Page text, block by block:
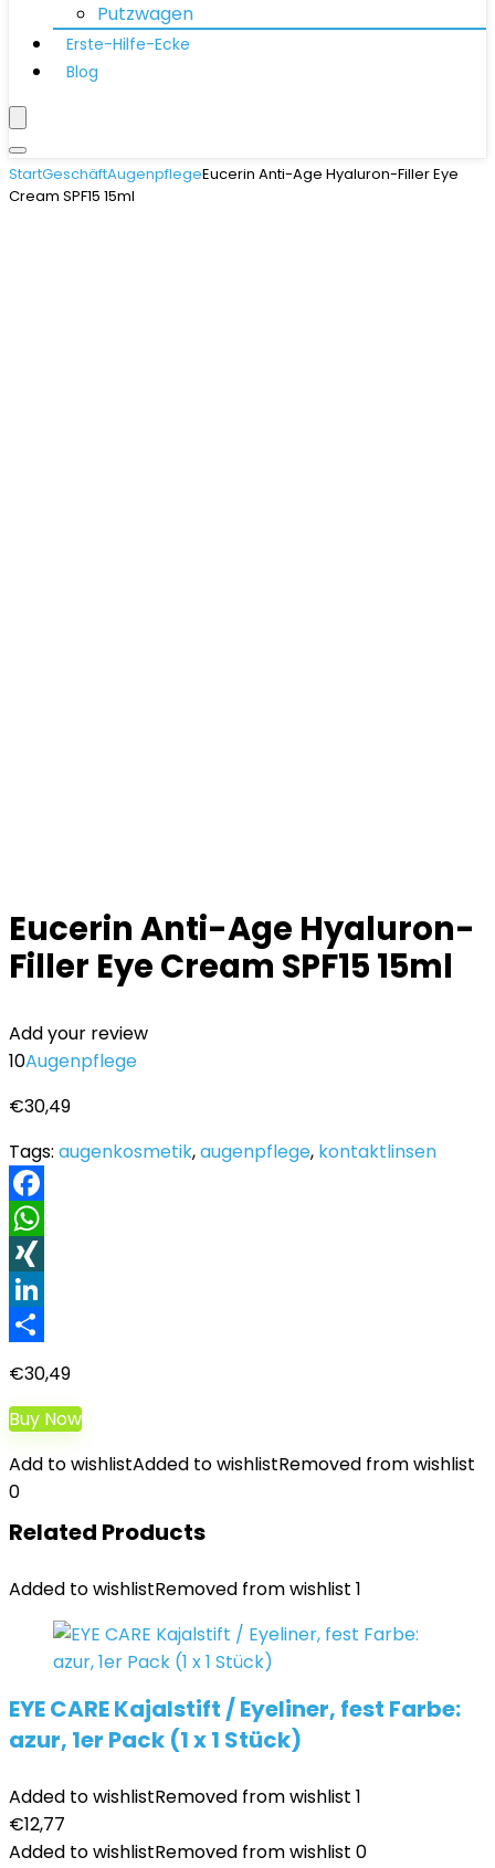
Putzwagen
Erste-Hilfe-Ecke
Blog
StartGeschäftAugenpflegeEucerin Anti-Age Hyaluron-Filler Eye
Cream SPF15 15ml
Eucerin Anti-Age Hyaluron-
Filler Eye Cream SPF15 15ml
Add your review
10Augenpflege
€30,49
Tags: augenkosmetik,augenpflege, kontaktlinsen
Facebook
WhatsApp
XING
LinkedIn
€30,49
Buy Now
Add to wishlistAdded to wishlistRemoved from wishlist
0
Related Products
Added to wishlistRemoved from wishlist 1
EYE CARE Kajalstift / Eyeliner, fest Farbe:
azur, 1er Pack (1 x 1 Stück)
Added to wishlistRemoved from wishlist 1
€12,77
Added to wishlistRemoved from wishlist 0